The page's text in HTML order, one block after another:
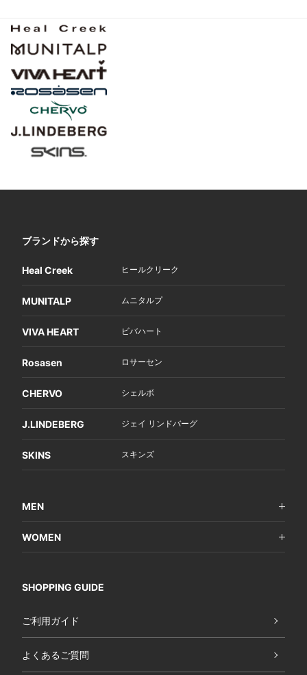
ブランドから探す
Heal Creek ヒールクリーク
MUNITALP ムニタルプ
VIVA HEART ビバハート
Rosasen ロサーセン
CHERVO シェルボ
J.LINDEBERG ジェイ リンドバーグ
SKINS スキンズ
MEN
WOMEN
SHOPPING GUIDE
ご利用ガイド
よくあるご質問